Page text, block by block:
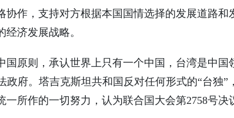
协作，支持对方根据本国国情选择的发展道路和
济发展战略。
国原则，承认世界上只有一个中国，台湾是中国
政府。塔吉克斯坦共和国反对任何形式的“台独
所作的一切努力，认为联合国大会第2758号决